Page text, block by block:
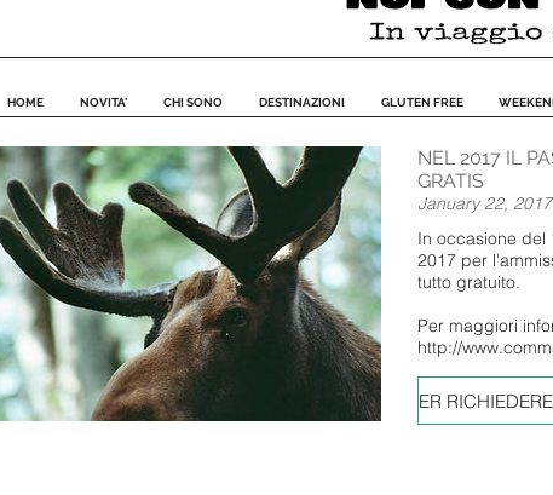
NEL 2017 IL
GRATIS
January 22, 2017
In occasione del
2017 per
tutto gratuito.
Per maggiori
http://
PER
HOME NOVITA' CHI SONO DESTINAZIONI GLUTEN FREE